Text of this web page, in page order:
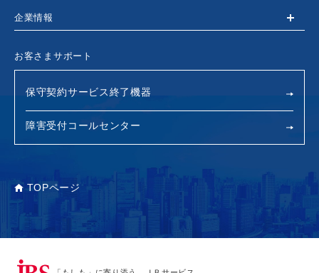
企業情報
お客さまサポート
保守契約サービス終了機器
障害受付コールセンター
TOPページ